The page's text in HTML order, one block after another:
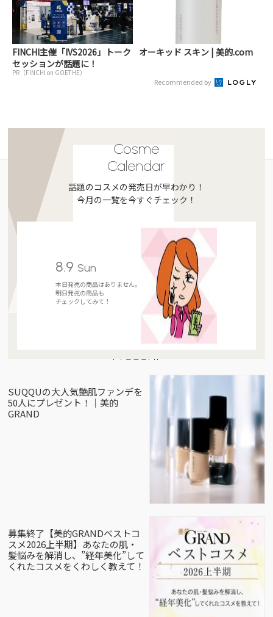
FINCHI主催「IVS2026」トーク
セッションが話題に！
PR（FINCHI on GOETHE）
オーキッド スキン | 美的.com
Recommended by
Cosme
Calendar
話題のコスメの発売日が早わかり！
今月の一覧を今すぐチェック！
8.9 Sun
本日発売の商品はありません。
明日発売の商品も
チェックしてみて！
Present
SUQQUの大人気艶肌ファンデを
50人にプレゼント！｜美的
GRAND
募集終了【美的GRANDベストコ
スメ2026上半期】あなたの肌・
髪悩みを解消し、”経年美化”して
くれたコスメをくわしく教えて！